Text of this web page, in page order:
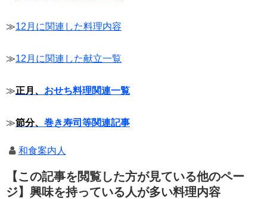
≫12月に関連した料理内容
≫12月に関連した献立一覧
≫正月、 おせち料理関連一覧
≫節分、 巻き寿司等関連記事
和食案内人
【この記事を閲覧した方が見ている他のペー
ジ】興味を持っている人が多い料理内容